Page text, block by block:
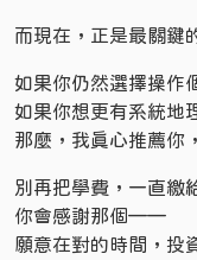
而現在，正是最關鍵
如果你仍然選擇操作
如果你想更有系統地
那麼，我真心推薦你
別再把學費，一直繳
你會感謝那個——
願意在對的時間，投